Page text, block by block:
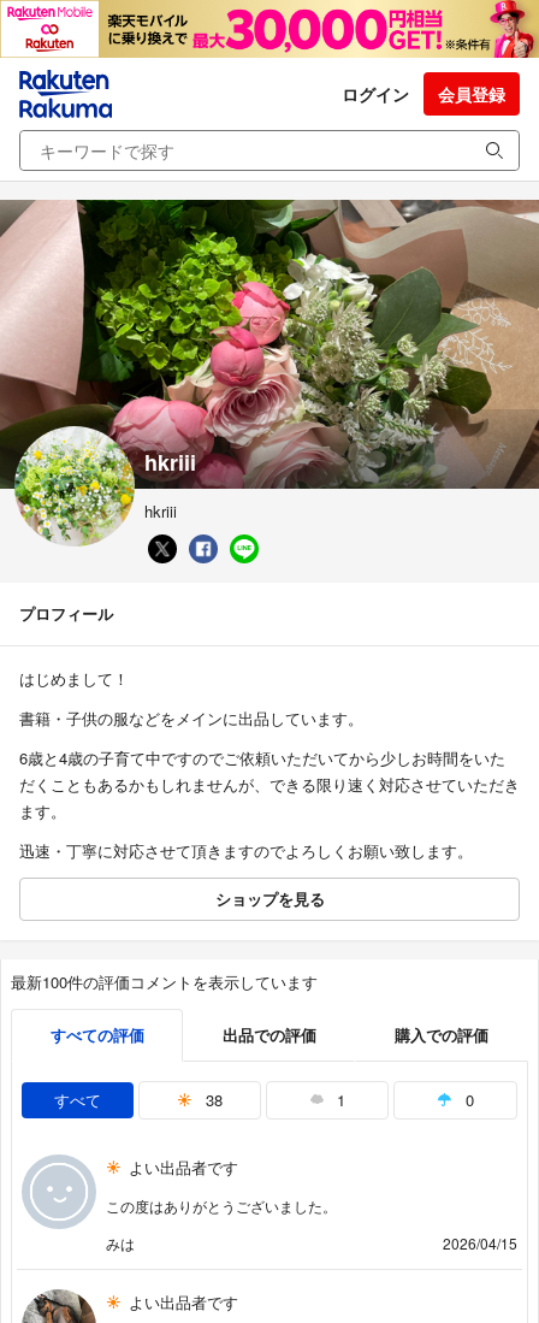
ログイン 会員登録
hkriii
hkriii
プロフィール
はじめまして！
書籍・子供の服などをメインに出品しています。
6歳と4歳の子育て中ですのでご依頼いただいてから少しお時間をいた
だくこともあるかもしれませんが、できる限り速く対応させていただき
ます。
迅速・丁寧に対応させて頂きますのでよろしくお願い致します。
ショップを見る
最新100件の評価コメントを表示しています
すべての評価 出品での評価 購入での評価
すべて 38 1 0
よい出品者です
この度はありがとうございました。
みは
2026/04/15
よい出品者です